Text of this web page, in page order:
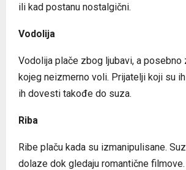
ili kad postanu nostalgični.
Vodolija
Vodolija plače zbog ljubavi, a posebno
kojeg neizmerno voli. Prijatelji koji su
ih dovesti takođe do suza.
Riba
Ribe plaču kada su izmanipulisane.
dolaze dok gledaju romantične filmove.